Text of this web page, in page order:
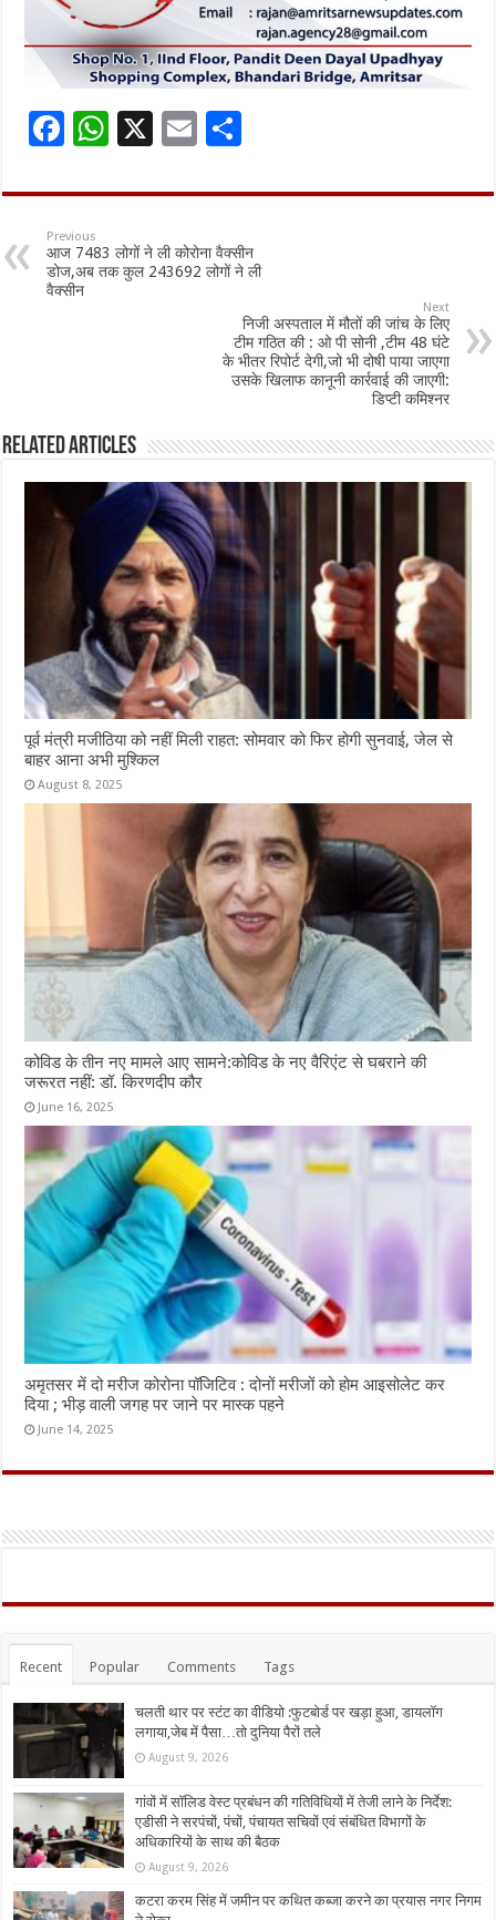
F
e
b
o
o
W
at
sA
p
X
E
ai ar
e
Previous
आज 7483 लोगों ने ली कोरोना वैक्सीन
डोज,अब तक कुल 243692 लोगों ने ली
वैक्सीन
Next
निजी अस्पताल में मौतों की जांच के लिए
टीम गठित की : ओ पी सोनी ,टीम 48 घंटे
के भीतर रिपोर्ट देगी,जो भी दोषी पाया जाएगा
उसके खिलाफ कानूनी कार्रवाई की जाएगी:
डिप्टी कमिश्नर
Related Articles
पूर्व मंत्री मजीठिया को नहीं मिली राहत: सोमवार को फिर होगी सुनवाई, जेल से
बाहर आना अभी मुश्किल
August 8, 2025
कोविड के तीन नए मामले आए सामने:कोविड के नए वैरिएंट से घबराने की
जरूरत नहीं: डॉ. किरणदीप कौर
June 16, 2025
अमृतसर में दो मरीज कोरोना पॉजिटिव : दोनों मरीजों को होम आइसोलेट कर
दिया ; भीड़ वाली जगह पर जाने पर मास्क पहने
June 14, 2025
Recent Popular Comments Tags
चलती थार पर स्टंट का वीडियो :फुटबोर्ड पर खड़ा हुआ, डायलॉग
लगाया,जेब में पैसा…तो दुनिया पैरों तले
August 9, 2026
गांवों में सॉलिड वेस्ट प्रबंधन की गतिविधियों में तेजी लाने के निर्देश:
एडीसी ने सरपंचों, पंचों, पंचायत सचिवों एवं संबंधित विभागों के
अधिकारियों के साथ की बैठक
August 9, 2026
कटरा करम सिंह में जमीन पर कथित कब्जा करने का प्रयास नगर निगम